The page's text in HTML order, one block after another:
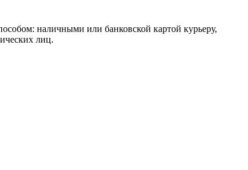
наличными или банковской картой курьеру,
лиц.